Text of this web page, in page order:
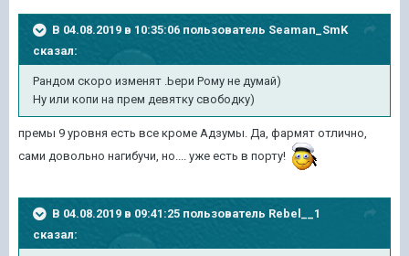
В 04.08.2019 в 10:35:06 пользователь Seaman_SmK
сказал:
Рандом скоро изменят .Ьери Рому не думай)
Ну или копи на прем девятку свободку)
премы 9 уровня есть все кроме Адзумы. Да, фармят отлично,
сами довольно нагибучи, но.... уже есть в порту!
В 04.08.2019 в 09:41:25 пользователь Rebel__1
сказал: